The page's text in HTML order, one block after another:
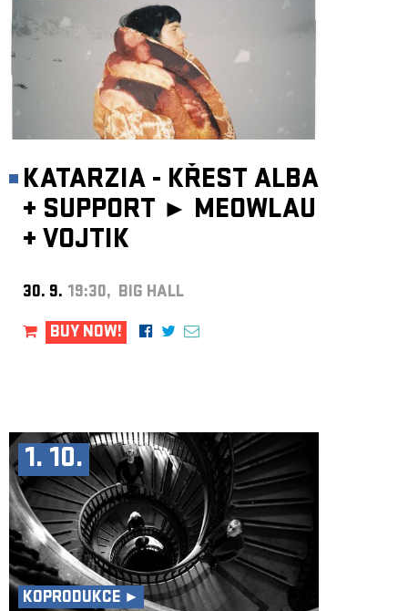
KATARZIA - KŘEST ALBA
+ SUPPORT ► MEOWLAU
+ VOJTIK
30. 9. 19:30, BIG HALL
BUY NOW!
1. 10.
KOPRODUKCE ►